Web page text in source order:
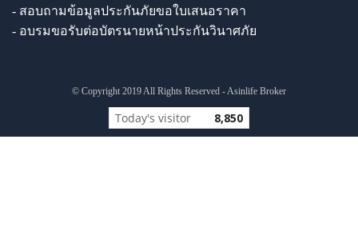
- สอบถามข้อมูลประกันภัยขอใบเสนอราคา
- อบรมขอรับต่อบัตรนายหน้าประกันวินาศภัย
© Copyright 2019 All Rights Reserved - Asinlife Broker
Today's visitor 8,850